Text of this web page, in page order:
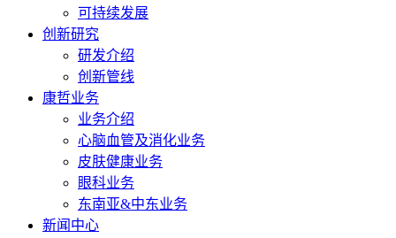
可持续发展
创新研究
研发介绍
创新管线
康哲业务
业务介绍
心脑血管及消化业务
皮肤健康业务
眼科业务
东南亚&中东业务
新闻中心